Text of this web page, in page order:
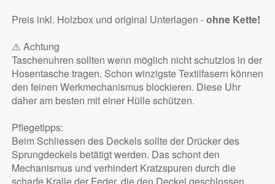
Preis inkl. Holzbox und original Unterlagen -ohne Kette!
⚠️ Achtung
Taschenuhren sollten wenn möglich nicht schutzlos in der
Hosentasche tragen. Schon winzigste Textilfasern können
den feinen Werkmechanismus blockieren. Diese Uhr
daher am besten mit einer Hülle schützen.
Pflegetipps:
Beim Schliessen des Deckels sollte der Drücker des
Sprungdeckels betätigt werden. Das schont den
Mechanismus und verhindert Kratzspuren durch die
scharfe Kralle der Feder, die den Deckel geschlossen